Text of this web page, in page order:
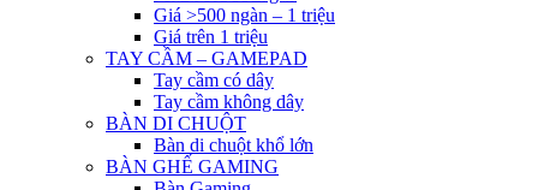
Giá >500 ngàn – 1 triệu
Giá trên 1 triệu
TAY CẦM – GAMEPAD
Tay cầm có dây
Tay cầm không dây
BÀN DI CHUỘT
Bàn di chuột khổ lớn
BÀN GHẾ GAMING